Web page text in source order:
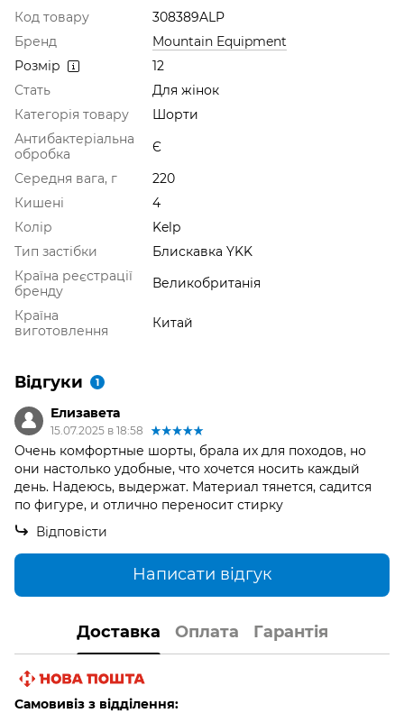
Код товару
308389ALP
Бренд
Mountain Equipment
Розмір
12
Стать
Для жінок
Категорія товару
Шорти
Антибактеріальна
обробка
Є
Середня вага, г
220
Кишені
4
Колір
Kelp
Тип застібки
Блискавка YKK
Країна реєстрації
бренду
Великобританія
Країна
виготовлення
Китай
Відгуки 1
Елизавета
15.07.2025 в 18:58
Очень комфортные шорты, брала их для походов, но
они настолько удобные, что хочется носить каждый
день. Надеюсь, выдержат. Материал тянется, садится
по фигуре, и отлично переносит стирку
Відповісти
Написати відгук
Доставка Оплата Гарантія
Самовивіз з відділення: